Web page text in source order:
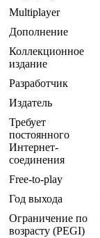
Multiplayer
Дополнение
Коллекционное
издание
Разработчик
Издатель
Требует
постоянного
Интернет-
соединения
Free-to-play
Год выхода
Ограничение по
возрасту (PEGI)